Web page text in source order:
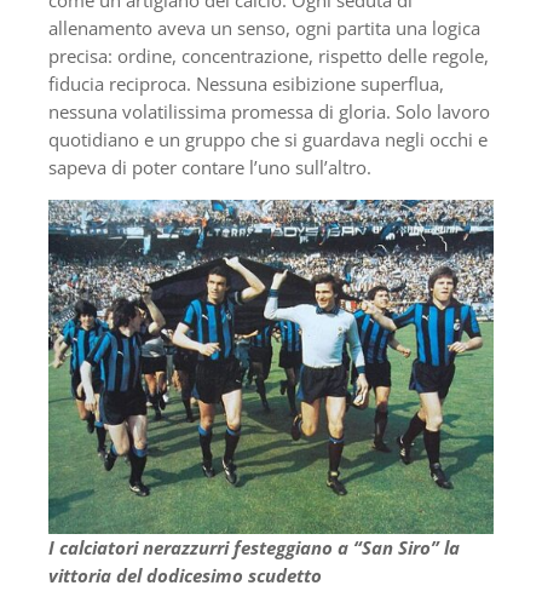
allenamento aveva un senso, ogni partita una logica
precisa: ordine, concentrazione, rispetto delle regole,
fiducia reciproca. Nessuna esibizione superflua,
nessuna volatilissima promessa di gloria. Solo lavoro
quotidiano e un gruppo che si guardava negli occhi e
sapeva di poter contare l’uno sull’altro.
I calciatori nerazzurri festeggiano a “San Siro” la
vittoria del dodicesimo scudetto